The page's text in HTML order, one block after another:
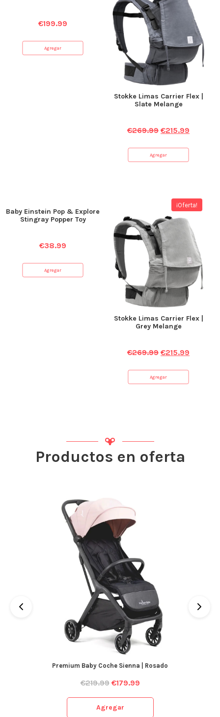
€199.99
Agregar
Stokke Limas Carrier Flex |
Slate Melange
€269.99 €215.99
Agregar
Baby Einstein Pop & Explore
Stingray Popper Toy
€38.99
Agregar
¡Oferta!
Stokke Limas Carrier Flex |
Grey Melange
€269.99 €215.99
Agregar
Productos en oferta
Premium Baby Coche Sienna | Rosado
€219.99 €179.99
Agregar